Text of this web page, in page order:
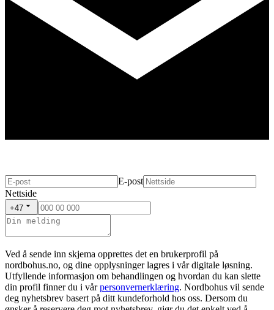
E-post
Nettside
+47
Ved å sende inn skjema opprettes det en brukerprofil på
nordbohus.no, og dine opplysninger lagres i vår digitale løsning.
Utfyllende informasjon om behandlingen og hvordan du kan slette
din profil finner du i vår personvernerklæring. Nordbohus vil sende
deg nyhetsbrev basert på ditt kundeforhold hos oss. Dersom du